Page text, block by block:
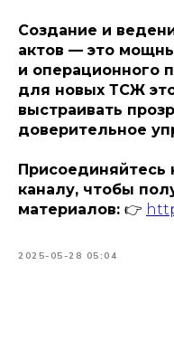
Создание и
актов — это
и операционного
для новых ТСЖ
выстраивать
доверительное
Присоединяйтесь
каналу, чтобы
материалов: 👉
2025-05-28 05:04